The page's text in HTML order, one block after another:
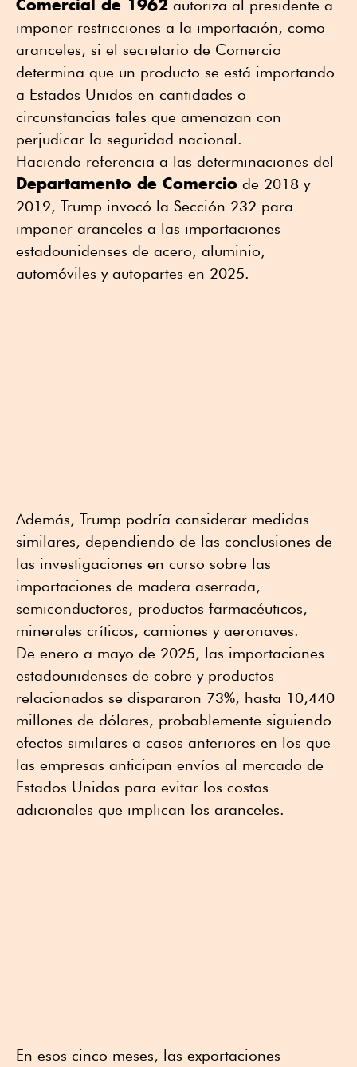
Comercial de 1962 autoriza al presidente a
imponer restricciones a la importación, como
aranceles, si el secretario de Comercio
determina que un producto se está importando
a Estados Unidos en cantidades o
circunstancias tales que amenazan con
perjudicar la seguridad nacional.
Haciendo referencia a las determinaciones del
Departamento de Comercio de 2018 y
2019, Trump invocó la Sección 232 para
imponer aranceles a las importaciones
estadounidenses de acero, aluminio,
automóviles y autopartes en 2025.
Además, Trump podría considerar medidas
similares, dependiendo de las conclusiones de
las investigaciones en curso sobre las
importaciones de madera aserrada,
semiconductores, productos farmacéuticos,
minerales críticos, camiones y aeronaves.
De enero a mayo de 2025, las importaciones
estadounidenses de cobre y productos
relacionados se dispararon 73%, hasta 10,440
millones de dólares, probablemente siguiendo
efectos similares a casos anteriores en los que
las empresas anticipan envíos al mercado de
Estados Unidos para evitar los costos
adicionales que implican los aranceles.
En esos cinco meses, las exportaciones